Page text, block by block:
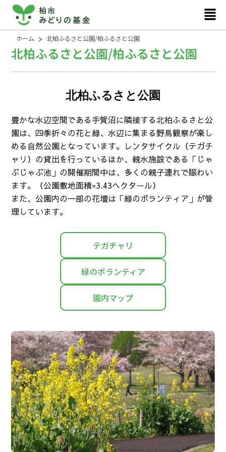
を
メ
ニ
ュ
ホーム > 北柏ふるさと公園/柏ふるさと公園
北柏ふるさと公園/柏ふるさと公園
北柏ふるさと公園
豊かな水辺空間である手賀沼に隣接する北柏ふるさと公
園は、四季折々の花と緑、水辺に集まる野鳥観察が楽し
める自然公園となっています。レンタサイクル（テガチ
ャリ）の貸出を行っているほか、親水施設である「じゃ
ぶじゃぶ池」の開催期間中は、多くの親子連れで賑わい
ます。（公園敷地面積=3.43ヘクタール）
また、公園内の一部の花壇は「緑のボランティア」が管
理しています。
テガチャリ
緑のボランティア
園内マップ